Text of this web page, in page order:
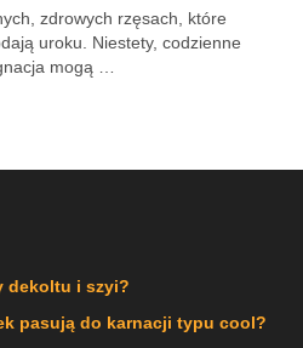
zdrowych rzęsach, które
uroku. Niestety, codzienne
mogą …
dekoltu i szyi?
pasują do karnacji typu cool?